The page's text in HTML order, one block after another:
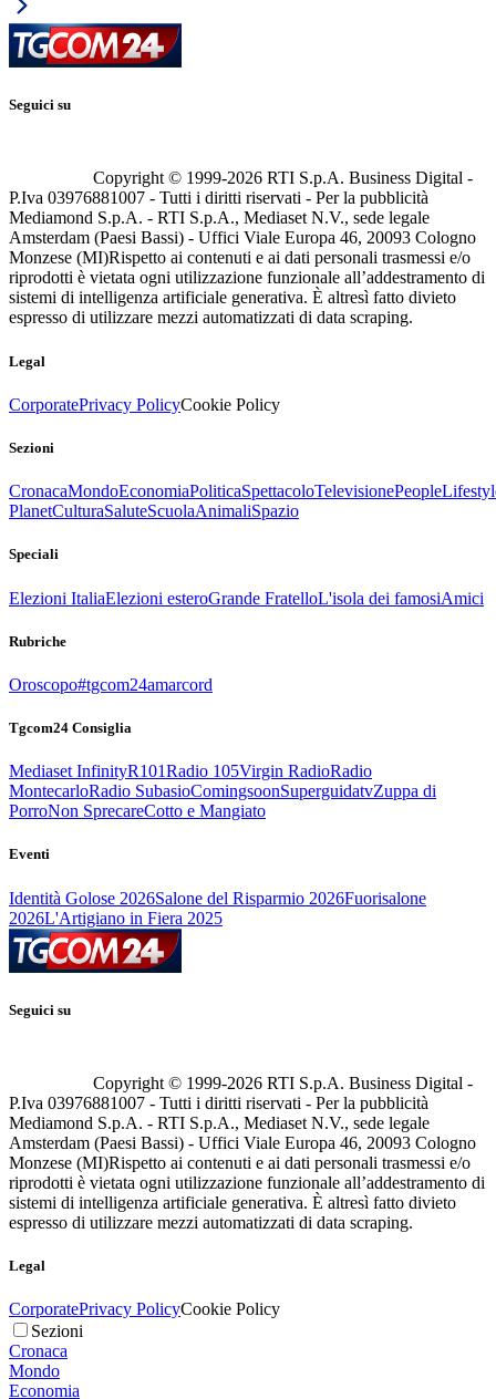
Seguici su
Copyright © 1999-2026 RTI S.p.A. Business Digital -
P.Iva 03976881007 - Tutti i diritti riservati - Per la pubblicità
Mediamond S.p.A. - RTI S.p.A., Mediaset N.V., sede legale
Amsterdam (Paesi Bassi) - Uffici Viale Europa 46, 20093 Cologno
Monzese (MI)Rispetto ai contenuti e ai dati personali trasmessi e/o
riprodotti è vietata ogni utilizzazione funzionale all’addestramento di
sistemi di intelligenza artificiale generativa. È altresì fatto divieto
espresso di utilizzare mezzi automatizzati di data scraping.
Legal
CorporatePrivacy PolicyCookie Policy
Sezioni
CronacaMondoEconomiaPoliticaSpettacoloTelevisionePeople
PlanetCulturaSaluteScuolaAnimaliSpazio
Speciali
Elezioni ItaliaElezioni esteroGrande FratelloL'isola dei famosiAmici
Rubriche
Oroscopo#tgcom24amarcord
Tgcom24 Consiglia
Mediaset InfinityR101Radio 105Virgin RadioRadio
MontecarloRadio SubasioComingsoonSuperguidatvZuppa di
PorroNon SprecareCotto e Mangiato
Eventi
Identità Golose 2026Salone del Risparmio 2026Fuorisalone
2026L'Artigiano in Fiera 2025
Seguici su
Copyright © 1999-2026 RTI S.p.A. Business Digital -
P.Iva 03976881007 - Tutti i diritti riservati - Per la pubblicità
Mediamond S.p.A. - RTI S.p.A., Mediaset N.V., sede legale
Amsterdam (Paesi Bassi) - Uffici Viale Europa 46, 20093 Cologno
Monzese (MI)Rispetto ai contenuti e ai dati personali trasmessi e/o
riprodotti è vietata ogni utilizzazione funzionale all’addestramento di
sistemi di intelligenza artificiale generativa. È altresì fatto divieto
espresso di utilizzare mezzi automatizzati di data scraping.
Legal
CorporatePrivacy PolicyCookie Policy
Sezioni
Cronaca
Mondo
Economia